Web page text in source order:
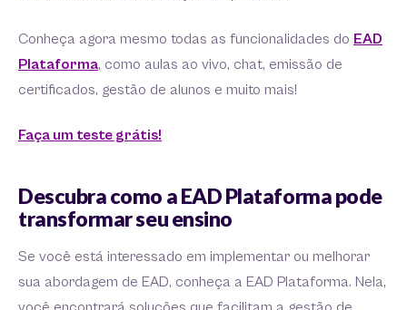
Conheça agora mesmo todas as funcionalidades do EAD
Plataforma, como aulas ao vivo, chat, emissão de
certificados, gestão de alunos e muito mais!
Faça um teste grátis!
Descubra como a EAD Plataforma pode
transformar seu ensino
Se você está interessado em implementar ou melhorar
sua abordagem de EAD, conheça a EAD Plataforma. Nela,